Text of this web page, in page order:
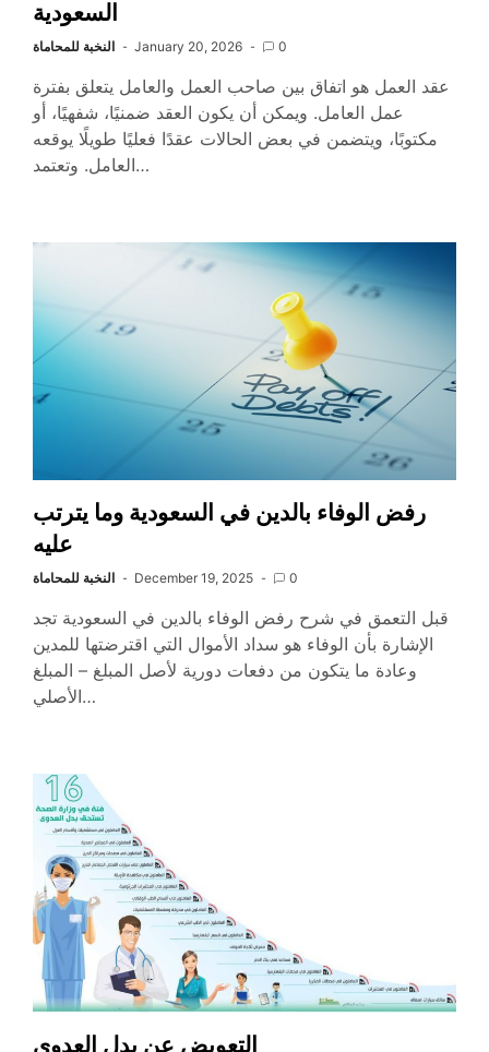
السعودية
النخبة للمحاماة January 20, 2026 0
عقد العمل هو اتفاق بين صاحب العمل والعامل يتعلق بفترة
عمل العامل. ويمكن أن يكون العقد ضمنيًا، شفهيًا، أو
مكتوبًا، ويتضمن في بعض الحالات عقدًا فعليًا طويلًا يوقعه
العامل. وتعتمد…
رفض الوفاء بالدين في السعودية وما يترتب
عليه
النخبة للمحاماة December 19, 2025 0
قبل التعمق في شرح رفض الوفاء بالدين في السعودية تجد
الإشارة بأن الوفاء هو سداد الأموال التي اقترضتها للمدين
وعادة ما يتكون من دفعات دورية لأصل المبلغ – المبلغ
الأصلي…
التعويض عن بدل العدوى